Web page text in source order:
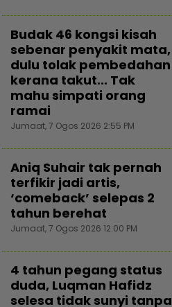
Budak 46 kongsi kisah
sebenar penyakit mata,
dulu tolak pembedahan
kerana takut... Tak
mahu simpati orang
ramai
Jumaat, 7 Ogos 2026 2:55 PM
Aniq Suhair tak pernah
terfikir jadi artis,
‘comeback’ selepas 2
tahun berehat
Jumaat, 7 Ogos 2026 12:00 PM
4 tahun pegang status
duda, Luqman Hafidz
selesa tidak sunyi tanpa